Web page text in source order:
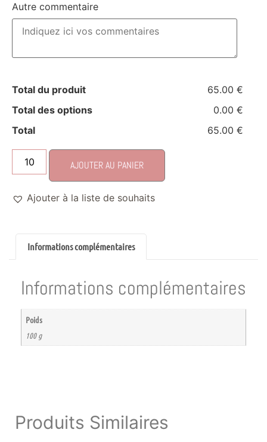
Autre commentaire
Total du produit
65.00 €
Total des options
0.00 €
Total
65.00 €
AJOUTER AU PANIER
Ajouter à la liste de souhaits
Informations complémentaires
Informations complémentaires
Poids
100 g
Produits Similaires